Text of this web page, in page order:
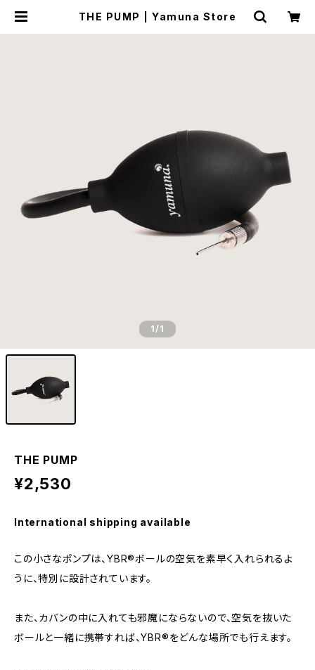
THE PUMP | Yamuna Store
1/1
THE PUMP
¥2,530
International shipping available
この小さなポンプは、YBR®ボールの空気を素早く入れられるよ
うに、特別に設計されています。
また、カバンの中に入れても邪魔にならないので、空気を抜いた
ボールと一緒に携帯すれば、YBR®をどんな場所でも行えます。